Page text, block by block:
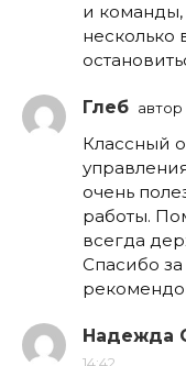
и команды,
несколько
Глеб автор
Классный
очень
работы.
всегда
Спасибо
Надежда